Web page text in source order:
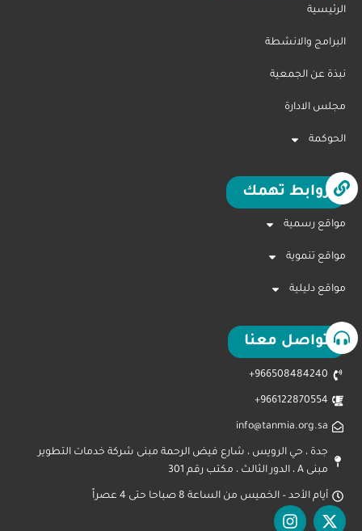
الرئيسية
البرامج والانشطة
نبذة عن الجمعية
مجلس الادارة
الحوكمة
روابط تهمك
مواقع رسمية
مواقع تنموية
مواقع دليلية
تواصل معنا
966508484240+
966122870554+
info@tanmia.org.sa
جدة ، حي الرويس ، شارع فيض الرحمة مبنى شركة خدمات التطوير
مبنى A ، الدور الثالث ، مكتب رقم 301
أيام الأحد – الخميس من الساعة 8 صباحا حتى 4 عصراً